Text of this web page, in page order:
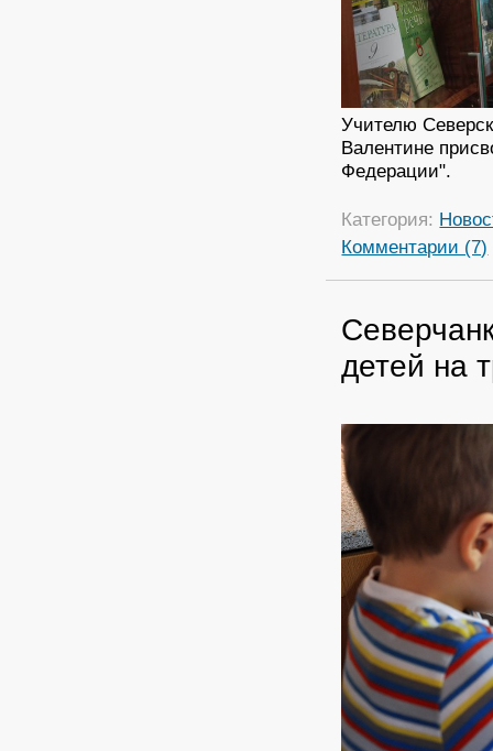
Учителю
Валентине
Федерации".
Категория:
Комментарии (7)
детей на